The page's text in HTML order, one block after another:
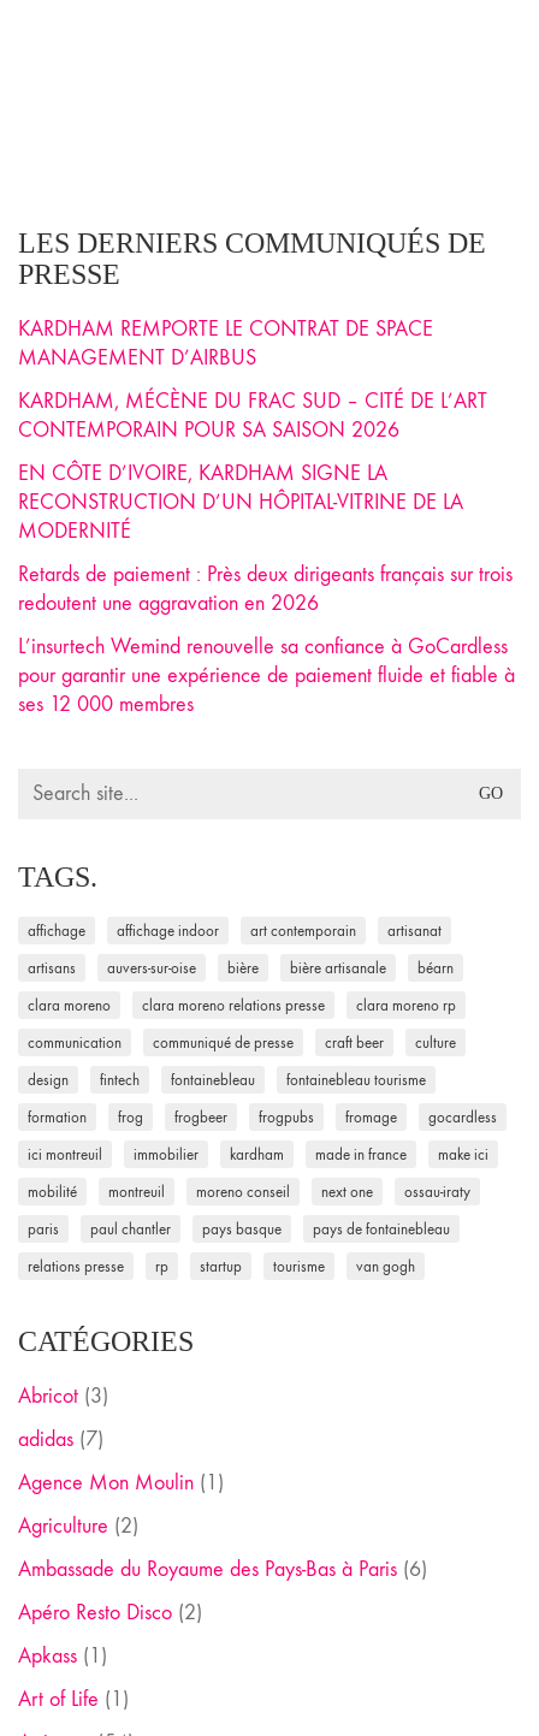
LES DERNIERS COMMUNIQUÉS DE
PRESSE
KARDHAM REMPORTE LE CONTRAT DE SPACE
MANAGEMENT D’AIRBUS
KARDHAM, MÉCÈNE DU FRAC SUD – CITÉ DE L’ART
CONTEMPORAIN POUR SA SAISON 2026
EN CÔTE D’IVOIRE, KARDHAM SIGNE LA
RECONSTRUCTION D’UN HÔPITAL-VITRINE DE LA
MODERNITÉ
Retards de paiement : Près deux dirigeants français sur trois
redoutent une aggravation en 2026
L’insurtech Wemind renouvelle sa confiance à GoCardless
pour garantir une expérience de paiement fluide et fiable à
ses 12 000 membres
Search
TAGS.
affichage affichage indoor art contemporain artisanat
artisans auvers-sur-oise bière bière artisanale béarn
clara moreno clara moreno relations presse clara moreno rp
communication communiqué de presse craft beer culture
design fintech fontainebleau fontainebleau tourisme
formation frog frogbeer frogpubs fromage gocardless
ici montreuil immobilier kardham made in france make ici
mobilité montreuil moreno conseil next one ossau-iraty
paris paul chantler pays basque pays de fontainebleau
relations presse rp startup tourisme van gogh
CATÉGORIES
Abricot (3)
adidas (7)
Agence Mon Moulin (1)
Agriculture (2)
Ambassade du Royaume des Pays-Bas à Paris (6)
Apéro Resto Disco (2)
Apkass (1)
Art of Life (1)